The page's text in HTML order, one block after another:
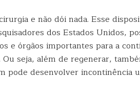
e não dói nada. Esse
dos Estados Unidos,
e órgãos importantes para a
Ou seja, além de regenerar,
pode desenvolver incontinência